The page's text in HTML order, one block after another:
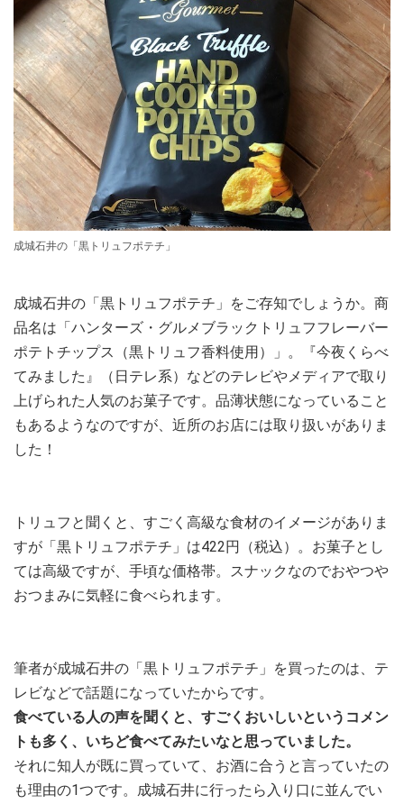
成城石井の「黒トリュフポテチ」
成城石井の「黒トリュフポテチ」をご存知でしょうか。商
品名は「ハンターズ・グルメブラックトリュフフレーバー
ポテトチップス（黒トリュフ香料使用）」。『今夜くらべ
てみました』（日テレ系）などのテレビやメディアで取り
上げられた人気のお菓子です。品薄状態になっていること
もあるようなのですが、近所のお店には取り扱いがありま
した！
トリュフと聞くと、すごく高級な食材のイメージがありま
すが「黒トリュフポテチ」は422円（税込）。お菓子とし
ては高級ですが、手頃な価格帯。スナックなのでおやつや
おつまみに気軽に食べられます。
筆者が成城石井の「黒トリュフポテチ」を買ったのは、テ
レビなどで話題になっていたからです。
食べている人の声を聞くと、すごくおいしいというコメン
トも多く、いちど食べてみたいなと思っていました。
それに知人が既に買っていて、お酒に合うと言っていたの
も理由の1つです。成城石井に行ったら入り口に並んでい